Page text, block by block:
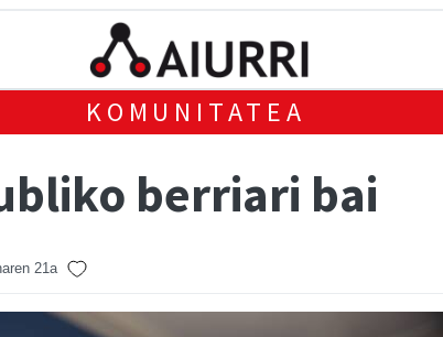
KOMUNITATEA
berriari bai
21a